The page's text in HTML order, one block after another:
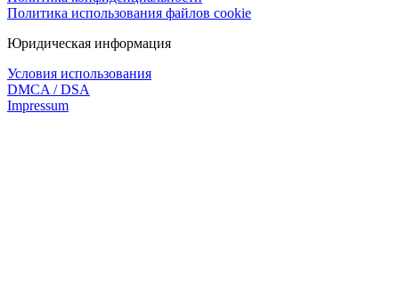
Политика использования файлов cookie
Юридическая информация
Условия использования
DMCA / DSA
Impressum